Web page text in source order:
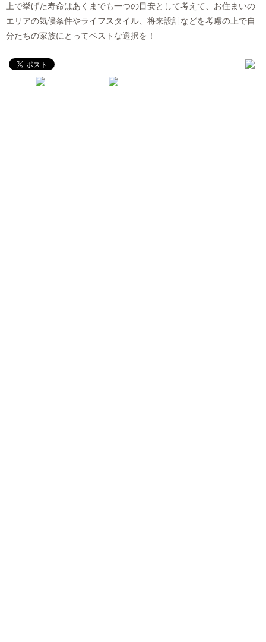
上で挙げた寿命はあくまでも一つの目安として考えて、お住まいの
エリアの気候条件やライフスタイル、将来設計などを考慮の上で自
分たちの家族にとってベストな選択を！